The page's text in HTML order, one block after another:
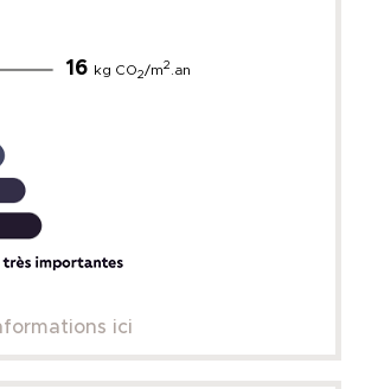
16 kg CO2/m2 .an
ici